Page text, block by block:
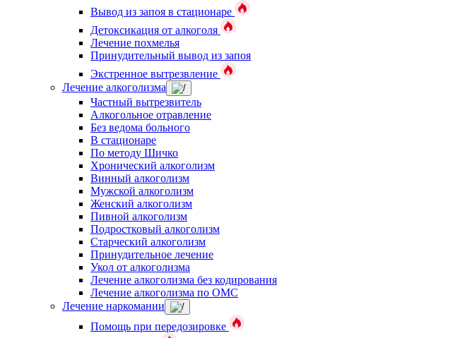
Вывод из запоя в стационаре
Детоксикация от алкоголя
Лечение похмелья
Принудительный вывод из запоя
Экстренное вытрезвление
Лечение алкоголизма
Частный вытрезвитель
Алкогольное отравление
Без ведома больного
В стационаре
По методу Шичко
Хронический алкоголизм
Винный алкоголизм
Мужской алкоголизм
Женский алкоголизм
Пивной алкоголизм
Подростковый алкоголизм
Старческий алкоголизм
Принудительное лечение
Укол от алкоголизма
Лечение алкоголизма без кодирования
Лечение алкоголизма по ОМС
Лечение наркомании
Помощь при передозировке